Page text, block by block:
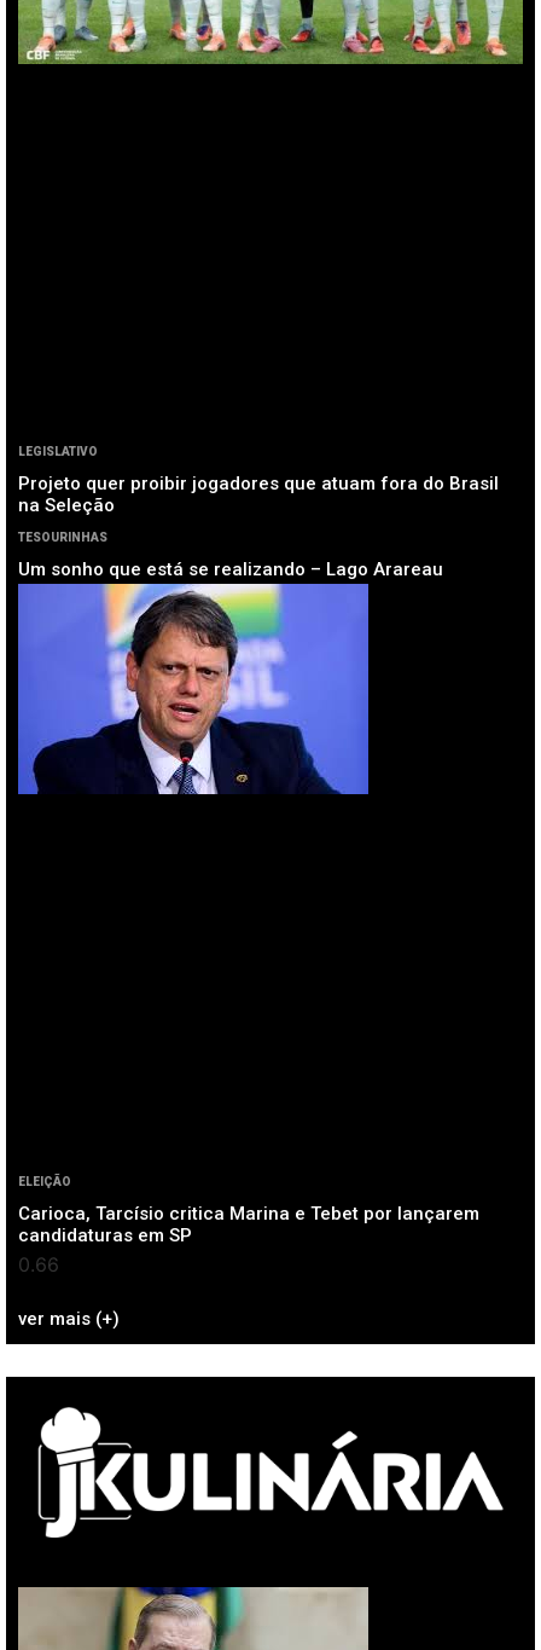
LEGISLATIVO
Projeto quer proibir jogadores que atuam fora do Brasil
na Seleção
TESOURINHAS
Um sonho que está se realizando – Lago Arareau
ELEIÇÃO
Carioca, Tarcísio critica Marina e Tebet por lançarem
candidaturas em SP
ver mais (+)